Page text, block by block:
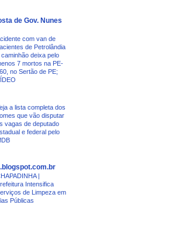
de Gov. Nunes
com van de
de Petrolândia
caminhão deixa pelo
7 mortos na PE-
no Sertão de PE;
a lista completa dos
que vão disputar
vagas de deputado
e federal pelo
|
Intensifica
de Limpeza em
Públicas